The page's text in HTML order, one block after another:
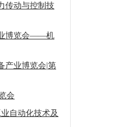
传动与控制技
博览会——机
产业博览会|第
会
自动化技术及